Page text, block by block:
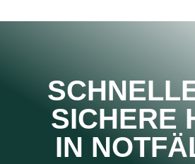
SICHERE
IN